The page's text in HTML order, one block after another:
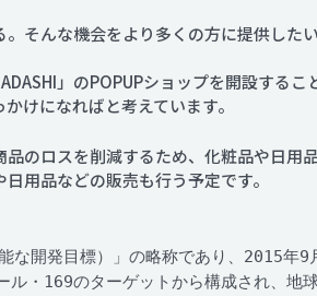
そんな機会をより多くの方に提供した
」のPOPUPショップを開設するこ
けになればと考えています。
のロスを削減するため、化粧品や日用
用品などの販売も行う予定です。
発目標）」の略称であり、2015年9
ル・169のターゲットから構成され、